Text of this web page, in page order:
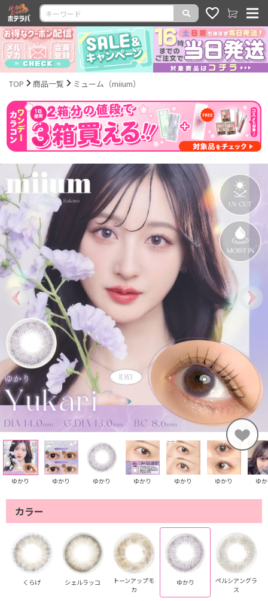
TOP 商品一覧 ミューム（miium）
ゆかり ゆかり ゆかり ゆかり ゆかり ゆかり ゆ
カラー
くらげ シェルラッコ
トーンアップモ
カ
ゆかり
ペルシアングラ
ス